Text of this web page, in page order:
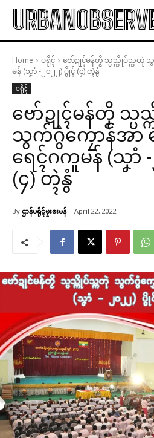
Home ပရိုၚ်
ဗော်ဍုၚ်မန်တၟိ သ္ပသ္ကိုပ်သ္ကတုဲ
မန် (သၞာံ -၂၀၂၂) ပွိုၚ် (၄) တ္ၚဲနွံ
ပရိုၚ်
ဗော်ဍုၚ်မန်တၟိ သ္ပ
သွက်ဂွံကၠောန်အာ
ရေၚ်ဂကူမန် (သၞာံ
(၄) တ္ၚဲနွံ
By ဌာန်ပရိုၚ်ဗၠးၜးမန် April 22, 2022